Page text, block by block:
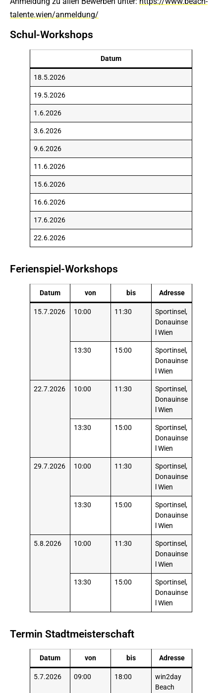
talente.wien/anmeldung/
Schul-Workshops
Datum
18.5.2026
19.5.2026
1.6.2026
3.6.2026
9.6.2026
11.6.2026
15.6.2026
16.6.2026
17.6.2026
22.6.2026
Ferienspiel-Workshops
Datum von bis Adresse
15.7.2026 10:00 11:30
Sportinsel,
Donauinse
l Wien
13:30 15:00
Sportinsel,
Donauinse
l Wien
22.7.2026 10:00 11:30
Sportinsel,
Donauinse
l Wien
13:30 15:00
Sportinsel,
Donauinse
l Wien
29.7.2026 10:00 11:30
Sportinsel,
Donauinse
l Wien
13:30 15:00
Sportinsel,
Donauinse
l Wien
5.8.2026 10:00 11:30
Sportinsel,
Donauinse
l Wien
13:30 15:00
Sportinsel,
Donauinse
l Wien
Termin Stadtmeisterschaft
Datum von bis Adresse
5.7.2026 09:00 18:00
win2day
Beach